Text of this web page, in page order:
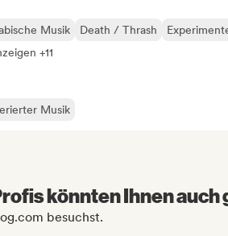
Musik Death / Thrash
+11
Musik
könnten Ihnen auch
besuchst.